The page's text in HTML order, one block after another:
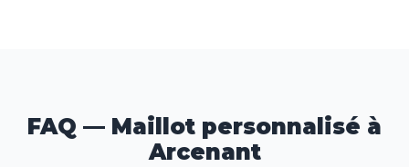
FAQ — Maillot personnalisé à
Arcenant